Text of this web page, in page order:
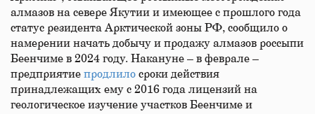
алмазов на севере Якутии и имеющее с прошлого года
статус резидента Арктической зоны РФ, сообщило о
намерении начать добычу и продажу алмазов россыпи
Беенчиме в 2024 году. Накануне – в феврале –
предприятие продлило сроки действия
принадлежащих ему с 2016 года лицензий на
геологическое изучение участков Беенчиме и